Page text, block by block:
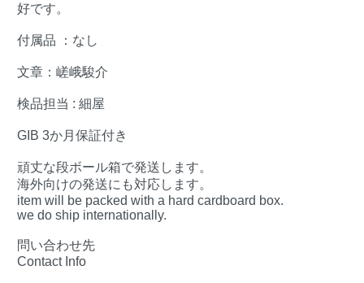
好です。
付属品 ：なし
文章：嵯峨駿介
検品担当 : 細屋
GIB 3か月保証付き
頑丈な段ボール箱で発送します。
海外向けの発送にも対応します。
item will be packed with a hard cardboard box.
we do ship internationally.
問い合わせ先
Contact Info